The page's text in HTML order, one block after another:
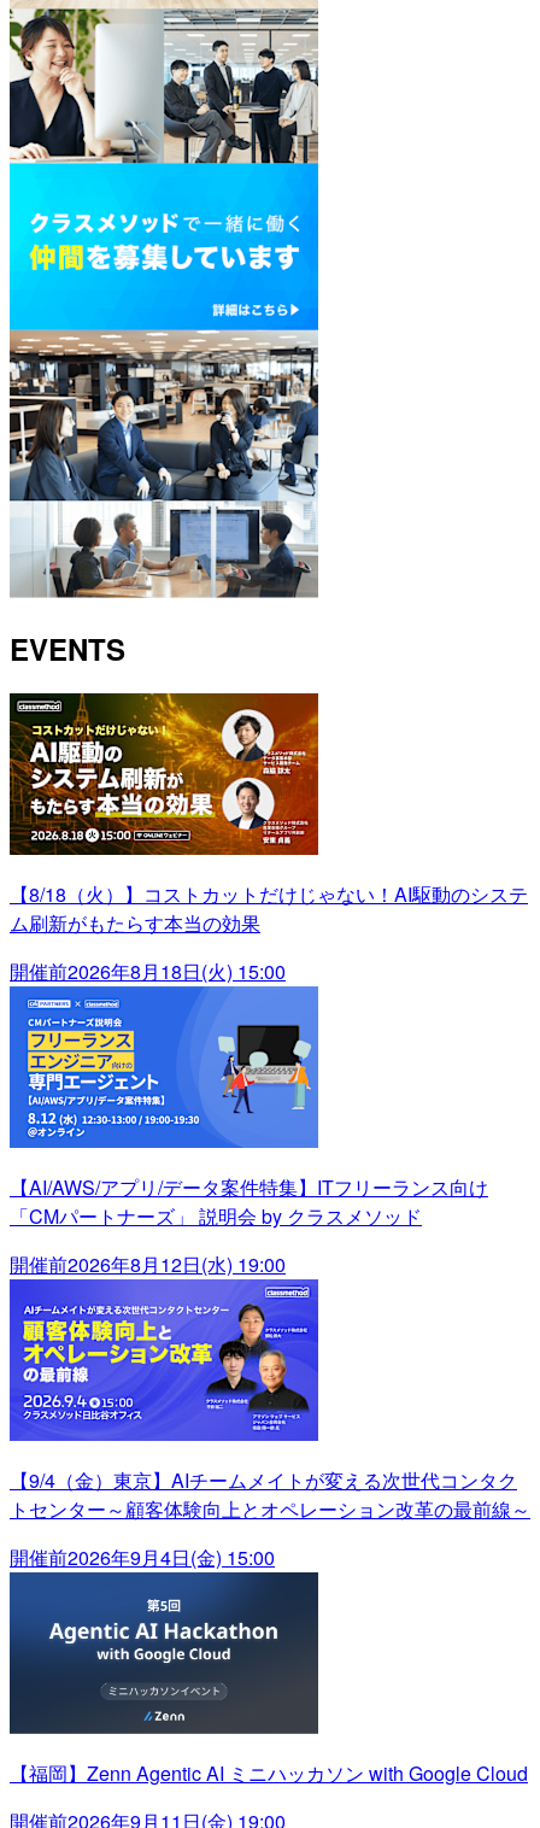
EVENTS
【8/18（火）】コストカットだけじゃない！AI駆動のシステ
ム刷新がもたらす本当の効果
開催前2026年8月18日(火) 15:00
【AI/AWS/アプリ/データ案件特集】ITフリーランス向け
「CMパートナーズ」 説明会 by クラスメソッド
開催前2026年8月12日(水) 19:00
【9/4（金）東京】AIチームメイトが変える次世代コンタク
トセンター～顧客体験向上とオペレーション改革の最前線～
開催前2026年9月4日(金) 15:00
【福岡】Zenn Agentic AI ミニハッカソン with Google Cloud
開催前2026年9月11日(金) 19:00